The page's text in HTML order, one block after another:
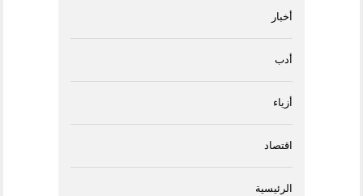
أخبار
أدب
أزياء
اقتصاد
الرئيسية